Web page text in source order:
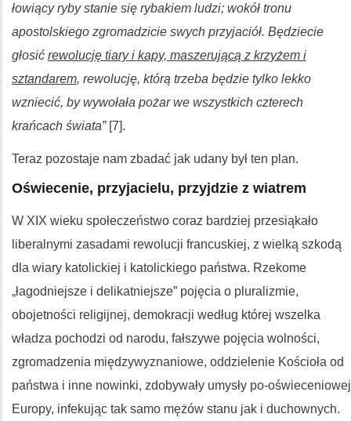
łowiący ryby stanie się rybakiem ludzi; wokół tronu
apostolskiego zgromadzicie swych przyjaciół. Będziecie
głosić rewolucję tiary i kapy, maszerującą z krzyżem i
sztandarem, rewolucję, którą trzeba będzie tylko lekko
wzniecić, by wywołała pożar we wszystkich czterech
krańcach świata”[7].
Teraz pozostaje nam zbadać jak udany był ten plan.
Oświecenie, przyjacielu, przyjdzie z wiatrem
W XIX wieku społeczeństwo coraz bardziej przesiąkało
liberalnymi zasadami rewolucji francuskiej, z wielką szkodą
dla wiary katolickiej i katolickiego państwa. Rzekome
„łagodniejsze i delikatniejsze” pojęcia o pluralizmie,
obojetności religijnej, demokracji według której wszelka
władza pochodzi od narodu, fałszywe pojęcia wolności,
zgromadzenia międzywyznaniowe, oddzielenie Kościoła od
państwa i inne nowinki, zdobywały umysły po-oświeceniowej
Europy, infekując tak samo mężów stanu jak i duchownych.